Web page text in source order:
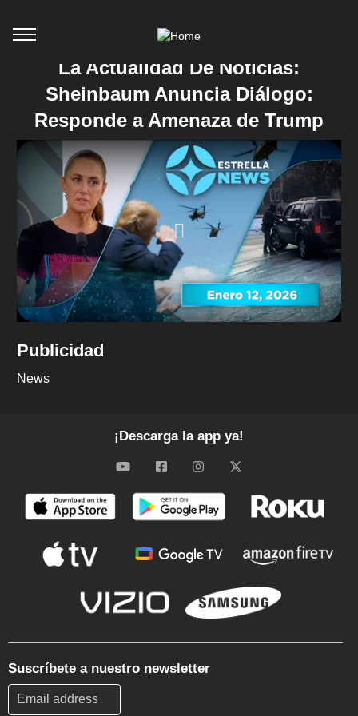
La Actualidad De Noticias:
Sheinbaum Anuncia Diálogo:
Responde a Amenaza de Trump
Publicidad
News
¡Descarga la app ya!
Suscríbete a nuestro newsletter